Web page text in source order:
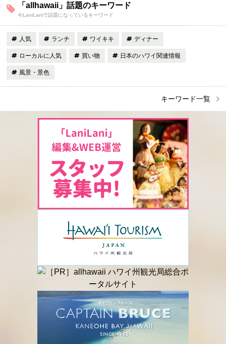
「allhawaii」話題のキーワード
今LaniLaniで話題になっているキーワード
人気 ランチ ワイキキ ディナー
ローカルに人気 買い物 日本のハワイ関連情報
風景・景色
キーワード一覧